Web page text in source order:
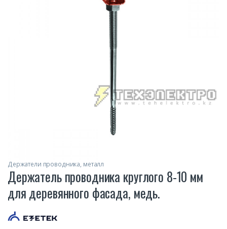
Держатели проводника, металл
Держатель проводника круглого 8-10 мм
для деревянного фасада, медь.